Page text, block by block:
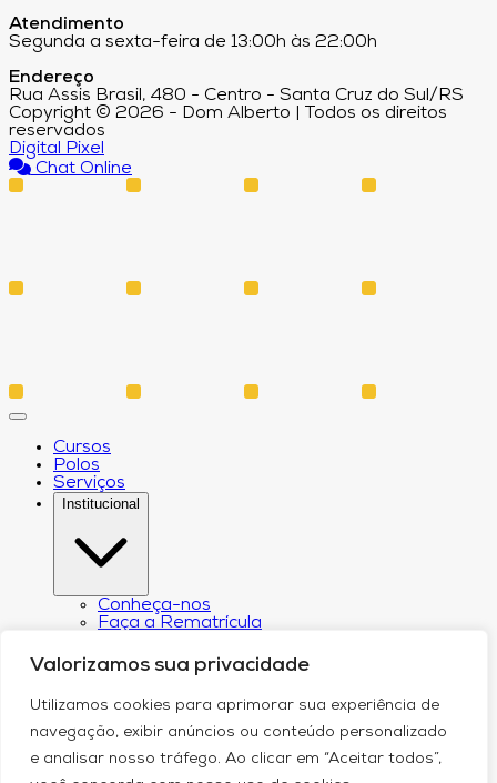
Valorizamos sua privacidade
Utilizamos cookies para aprimorar sua experiência de
navegação, exibir anúncios ou conteúdo personalizado
e analisar nosso tráfego. Ao clicar em “Aceitar todos”,
Atendimento
Segunda a sexta-feira de 13:00h às 22:00h
Endereço
Rua Assis Brasil, 480 - Centro - Santa Cruz do Sul/RS
Copyright © 2026 - Dom Alberto | Todos os direitos
reservados
Digital Pixel
Chat Online
Cursos
Polos
Serviços
Institucional
Conheça-nos
Faça a Rematrícula
Estatuto e Regimento
Regulamento Extraordinário Aproveitamento
Resoluções e Portarias
Política de Privacidade
Egressos
CPA – Comissão Própria de Avaliação
Núcleo de Prática Jurídica